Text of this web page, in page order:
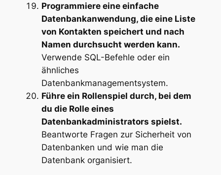
Programmiere eine einfache
Datenbankanwendung, die eine Liste
von Kontakten speichert und nach
Namen durchsucht werden kann.
Verwende SQL-Befehle oder ein
ähnliches
Datenbankmanagementsystem.
Führe ein Rollenspiel durch, bei dem
du die Rolle eines
Datenbankadministrators spielst.
Beantworte Fragen zur Sicherheit von
Datenbanken und wie man die
Datenbank organisiert.